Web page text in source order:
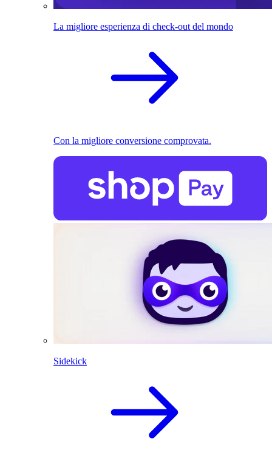
La migliore esperienza di check-out del mondo
Con la migliore conversione comprovata.
Sidekick